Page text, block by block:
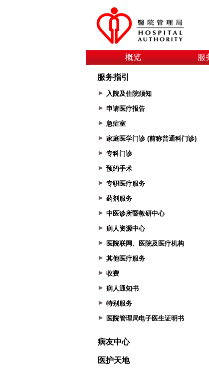
概览 服
服务指引
入院及住院须知
申请医疗报告
急症室
家庭医学门诊 (前称普通科门诊)
专科门诊
预约手术
专职医疗服务
药剂服务
中医诊所暨教研中心
病人资源中心
医院联网、医院及医疗机构
其他医疗服务
收费
病人通知书
特别服务
医院管理局电子医生证明书
病友中心
医护天地